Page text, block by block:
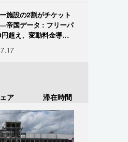
施設の2割がチケット
帝国データ : フリーパ
超え、変動料金導入
ア 滞在時間